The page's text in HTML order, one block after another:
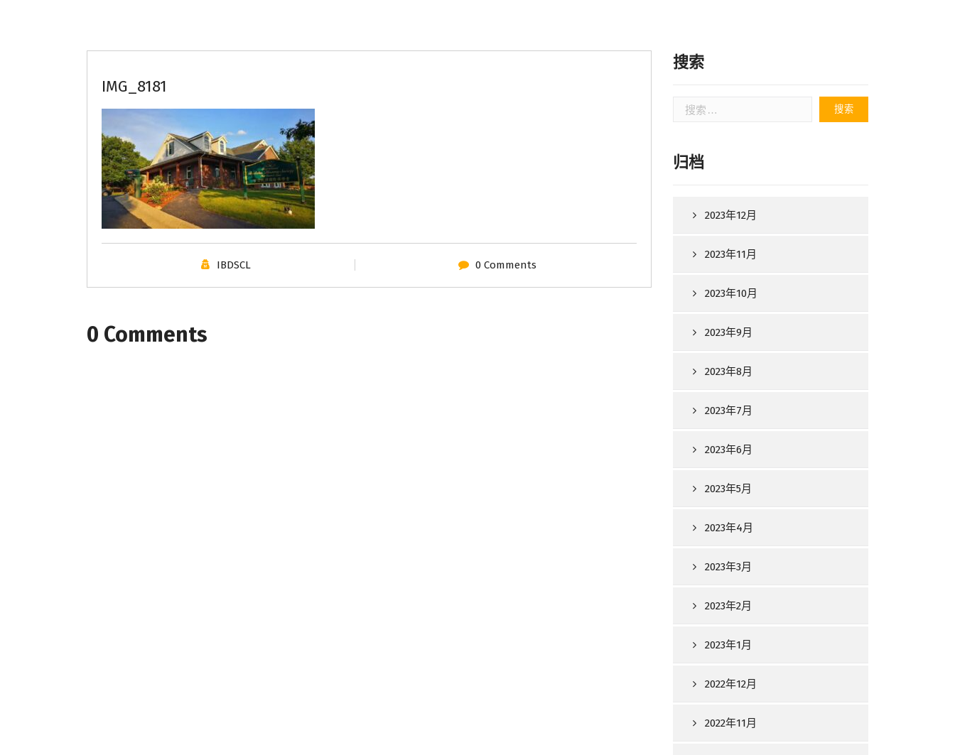
IMG_8181
IBDSCL 0 Comments
0 Comments
搜索
索：
归档
2023年12月
2023年11月
2023年10月
2023年9月
2023年8月
2023年7月
2023年6月
2023年5月
2023年4月
2023年3月
2023年2月
2023年1月
2022年12月
2022年11月